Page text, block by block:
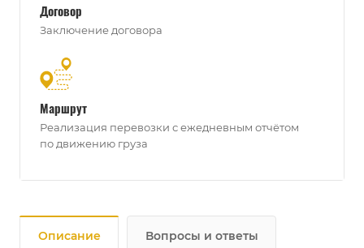
Договор
Заключение договора
Маршрут
Реализация перевозки с ежедневным отчётом
по движению груза
Описание Вопросы и ответы